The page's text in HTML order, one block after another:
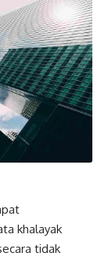
khalayak
tidak